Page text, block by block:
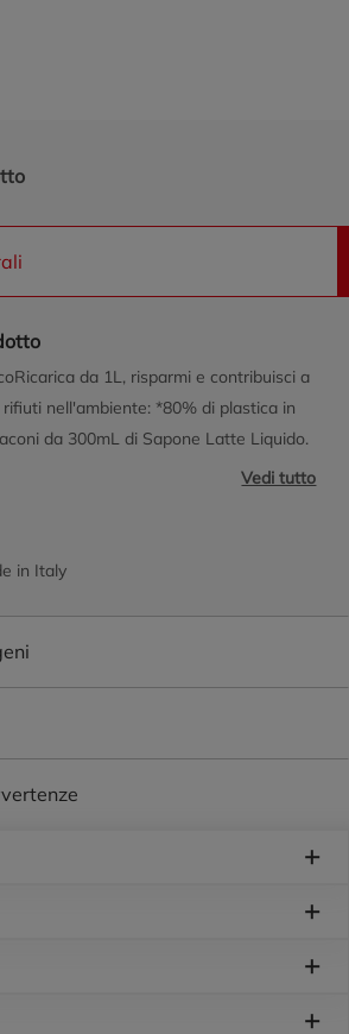
da 1L, risparmi e contribuisci a
nell'ambiente: *80% di plastica in
da 300mL di Sapone Latte Liquido.
di ingredienti di origine naturale e
a mantenere la naturale Idratazione
tutti i tipi di pelle, anche quella dei
Vedi tutto
in Italy